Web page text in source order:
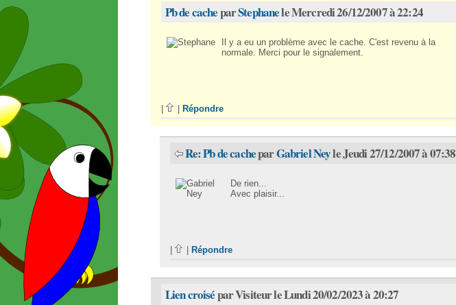
Pb de cacheparStephanele Mercredi 26/12/2007 à 22:24
Il y a eu un problème avec le cache. C'est revenu à la
normale. Merci pour le signalement.
Répondre
Re: Pb de cacheparGabriel Neyle Jeudi 27/12/2007 à 07:38
De rien...
Avec plaisir...
Répondre
Lien croisépar Visiteur le Lundi 20/02/2023 à 20:27